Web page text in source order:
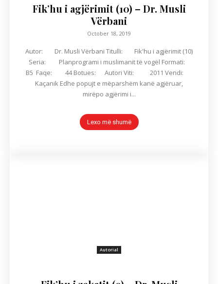
Fik’hu i agjërimit (10) – Dr. Musli
Vërbani
October 18, 2019
Autor: Dr. Musli Vërbani Titulli: Fik'hu i agjërimit (10)
Seria: Planprogrami i muslimanit të vogël Formati:
B5 Faqe: 44 Botues: Autori Viti: 2011 Vendi:
Kaçanik Edhe popujt e mëparshëm kanë agjëruar,
mirëpo agjërimi i...
Lexo më shumë
Autorial